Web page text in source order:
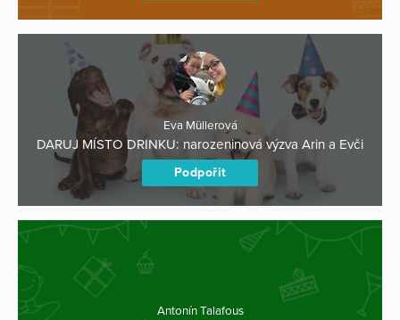
Eva Müllerová
DARUJ MÍSTO DRINKU: narozeninová výzva Arin a Evči
Podpořit
Antonín Talafous